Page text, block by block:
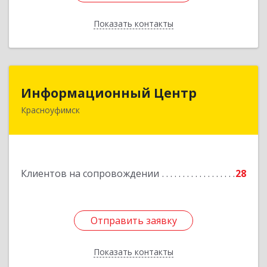
Показать контакты
Назад
Информационный Центр
Красноуфимск
Клиентов на сопровождении 28
Отправить заявку
Показать контакты
Информационный Центр
623300, Свердловская обл, Красноуфимск г,
Отправить заявку
Назад